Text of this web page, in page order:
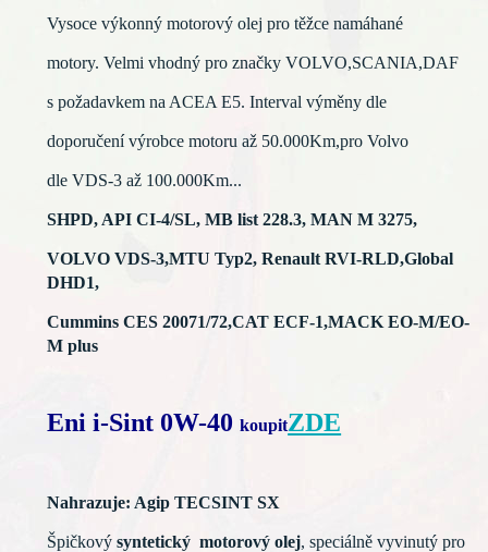
Vysoce výkonný motorový olej pro těžce namáhané
motory. Velmi vhodný pro značky VOLVO,SCANIA,DAF
s požadavkem na ACEA E5. Interval výměny dle
doporučení výrobce motoru až 50.000Km,pro Volvo
dle VDS-3 až 100.000Km...
SHPD, API CI-4/SL, MB list 228.3, MAN M 3275,
VOLVO VDS-3,MTU Typ2, Renault RVI-RLD,Global
DHD1,
Cummins CES 20071/72,CAT ECF-1,MACK EO-M/EO-
M plus
Eni i-Sint 0W-40koupitZDE
Nahrazuje: Agip TECSINT SX
Špičkovýsyntetický motorový olej, speciálně vyvinutý pro